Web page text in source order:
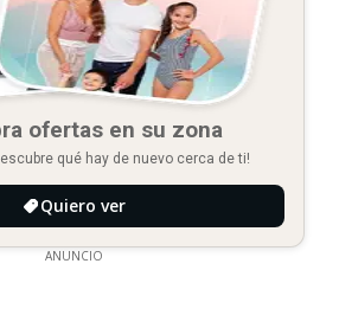
ofertas en su zona
qué hay de nuevo cerca de ti!
Quiero ver
ANUNCIO